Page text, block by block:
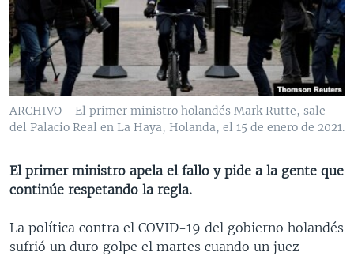
VENEZUELA
BRASIL
NICARAGUA
ECONOMÍA
ENTRETENIMIENTO Y CULTURA
TECNOLOGÍA
DEPORTES
CIENCIA Y SALUD
MULTIMEDIA
VIDEOS
FOTOGRAFÍA
AUDIOS
PROGRAMAS TV
EL MUNDO AL DÍA
FORO INTERAMERICANO
VISIÓN 360
PANORAMA
RADIO
AVANCE INFORMATIVO
AUDIONOTICIAS
ESTADOS UNIDOS AL DÍA
FORO [RADIO]
DIRECT
DOCUMENTALES DE LA VOA
Learning English
ARCHIVO - El primer ministro holandés Mark Rutte, sale
del Palacio Real en La Haya, Holanda, el 15 de enero de 2021.
El primer ministro apela el fallo y pide a la gente que
continúe respetando la regla.
La política contra el COVID-19 del gobierno holandés
sufrió un duro golpe el martes cuando un juez